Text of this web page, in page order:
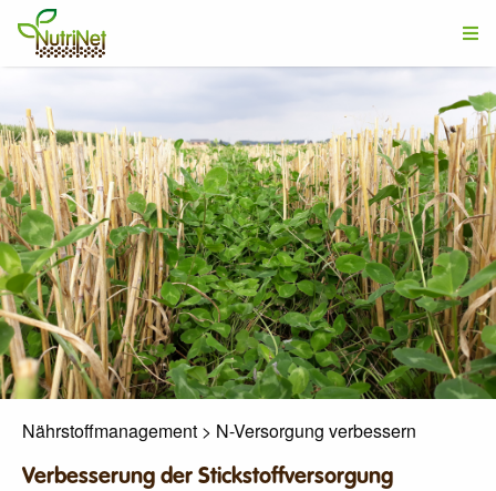
Nährstoffmanagement > N-Versorgung verbessern
Verbesserung der Stickstoffversorgung